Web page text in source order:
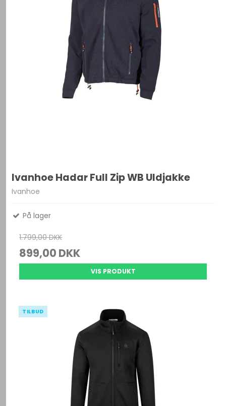
Ivanhoe Hadar Full Zip WB Uldjakke
Ivanhoe
På lager
1.799,00 DKK
899,00 DKK
VIS PRODUKT
TILBUD